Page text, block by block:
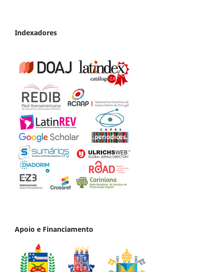
Indexadores
Apoio e Financiamento